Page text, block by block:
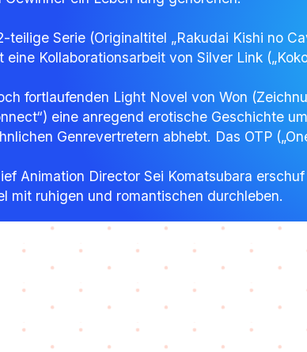
teilige Serie (Originaltitel „Rakudai Kishi no
Kollaborationsarbeit von Silver Link
fortlaufenden Light Novel von Won
eine anregend erotische Geschichte
Genrevertretern abhebt. Das OTP
Animation Director Sei Komatsubara
mit ruhigen und romantischen durchleben.